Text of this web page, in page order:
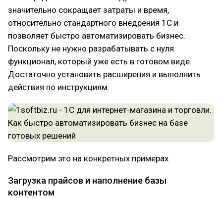
значительно сокращает затраты и время,
относительно стандартного внедрения 1С и
позволяет быстро автоматизировать бизнес.
Поскольку не нужно разрабатывать с нуля
функционал, который уже есть в готовом виде.
Достаточно установить расширения и выполнить
действия по инструкциям.
Рассмотрим это на конкретных примерах.
Загрузка прайсов и наполнение базы
контентом